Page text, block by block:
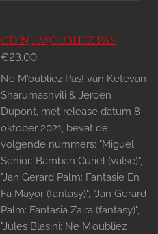
CD Ne M'oubliez Pas!
€23.00
Ne M'oubliez Pas! van Ketevan
Sharumashvili & Jeroen
Dupont, met release datum 8
oktober 2021, bevat de
volgende nummers: "Miguel
Senior: Bamban Curiel (valse)",
"Jan Gerard Palm: Fantasie En
Fa Mayor (fantasy)", "Jan Gerard
Palm: Fantasia Zaira (fantasy)",
"Jules Blasini: Ne M'oubliez